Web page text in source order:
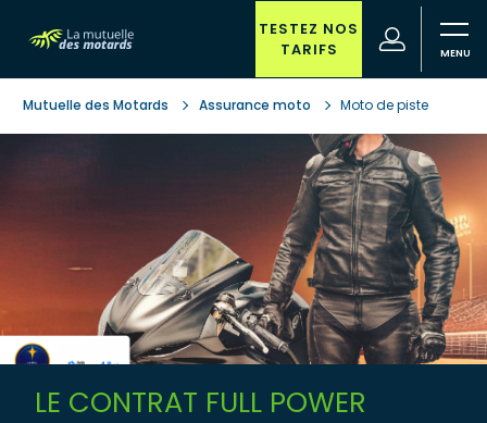
recherche
TESTEZ NOS
TARIFS
(nouvelle
fenêtre)
Mutuelle des Motards Assurance moto Moto de piste
LE CONTRAT FULL POWER